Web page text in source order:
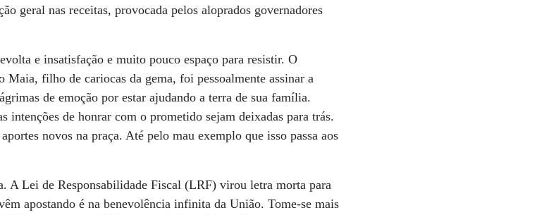
geral nas receitas, provocada pelos aloprados governadores
e insatisfação e muito pouco espaço para resistir. O
Maia, filho de cariocas da gema, foi pessoalmente assinar a
de emoção por estar ajudando a terra de sua família.
intenções de honrar com o prometido sejam deixadas para trás.
novos na praça. Até pelo mau exemplo que isso passa aos
A Lei de Responsabilidade Fiscal (LRF) virou letra morta para
apostando é na benevolência infinita da União. Tome-se mais